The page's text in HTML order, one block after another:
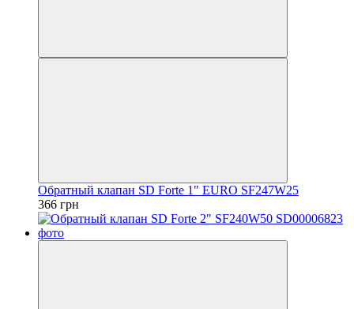
Обратный клапан SD Forte 1" EURO SF247W25
366 грн